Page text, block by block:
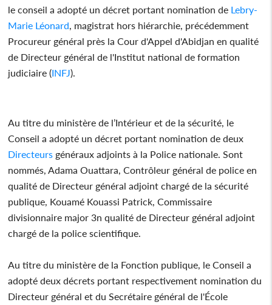
le conseil a adopté un décret portant nomination de Lebry-
Marie Léonard , magistrat hors hiérarchie, précédemment
Procureur général près la Cour d'Appel d'Abidjan en qualité
de Directeur général de l'Institut national de formation
judiciaire (INFJ).
Au titre du ministère de l’Intérieur et de la sécurité, le
Conseil a adopté un décret portant nomination de deux
Directeurs généraux adjoints à la Police nationale. Sont
nommés, Adama Ouattara, Contrôleur général de police en
qualité de Directeur général adjoint chargé de la sécurité
publique, Kouamé Kouassi Patrick, Commissaire
divisionnaire major 3n qualité de Directeur général adjoint
chargé de la police scientifique.
Au titre du ministère de la Fonction publique, le Conseil a
adopté deux décrets portant respectivement nomination du
Directeur général et du Secrétaire général de l'École